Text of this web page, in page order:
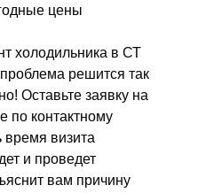
цены
холодильника в СТ
решится так
Оставьте заявку на
по контактному
время визита
и проведет
вам причину